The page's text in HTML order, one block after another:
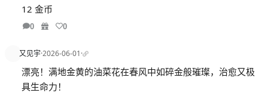
12 金币
0 0
又见宇·2026-06-01·
漂亮！满地金黄的油菜花在春风中如碎金般璀璨，治愈又极
具生命力！